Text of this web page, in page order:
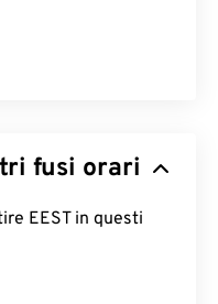
fusi orari
EEST in questi